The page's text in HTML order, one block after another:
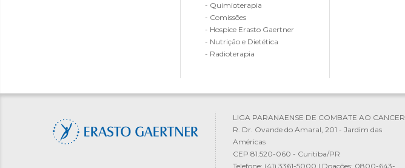
- Quimioterapia
- Comissões
- Hospice Erasto Gaertner
- Nutrição e Dietética
- Radioterapia
LIGA PARANAENSE DE COMBATE AO CANCER
R. Dr. Ovande do Amaral, 201 - Jardim das
Américas
CEP 81.520-060 - Curitiba/PR
Telefone: (41) 3361-5000 | Doações: 0800-643-